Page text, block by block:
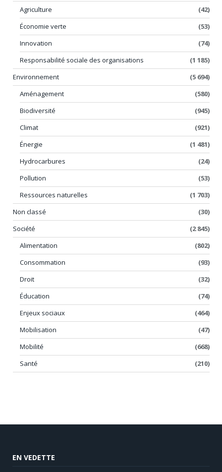
Agriculture
(42)
Économie verte
(53)
Innovation
(74)
Responsabilité sociale des organisations
(1 185)
Environnement
(5 694)
Aménagement
(580)
Biodiversité
(945)
Climat
(921)
Énergie
(1 481)
Hydrocarbures
(24)
Pollution
(53)
Ressources naturelles
(1 703)
Non classé
(30)
Société
(2 845)
Alimentation
(802)
Consommation
(93)
Droit
(32)
Éducation
(74)
Enjeux sociaux
(464)
Mobilisation
(47)
Mobilité
(668)
Santé
(210)
EN VEDETTE